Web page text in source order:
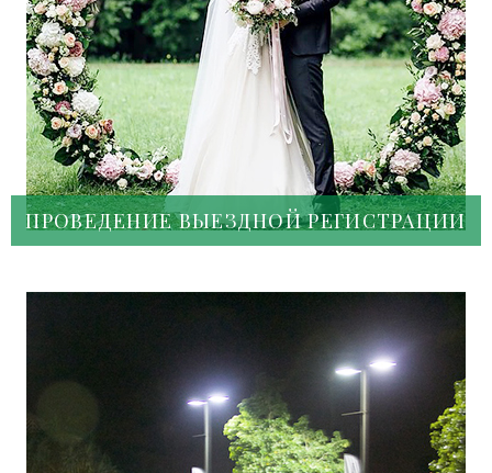
ПРОВЕДЕНИЕ ВЫЕЗДНОЙ РЕГИСТРАЦИИ